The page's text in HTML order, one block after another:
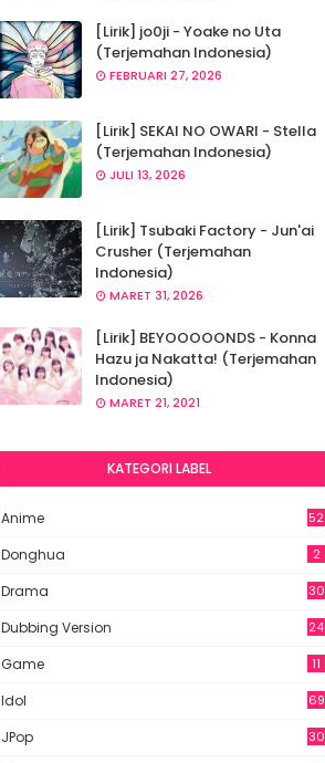
[Lirik] jo0ji - Yoake no Uta
(Terjemahan Indonesia)
FEBRUARI 27, 2026
[Lirik] SEKAI NO OWARI - Stella
(Terjemahan Indonesia)
JULI 13, 2026
[Lirik] Tsubaki Factory - Jun'ai
Crusher (Terjemahan
Indonesia)
MARET 31, 2026
[Lirik] BEYOOOOONDS - Konna
Hazu ja Nakatta! (Terjemahan
Indonesia)
MARET 21, 2021
KATEGORI LABEL
Anime
52
Donghua 2
Drama 30
Dubbing Version 24
Game 11
Idol
69
JPop
30